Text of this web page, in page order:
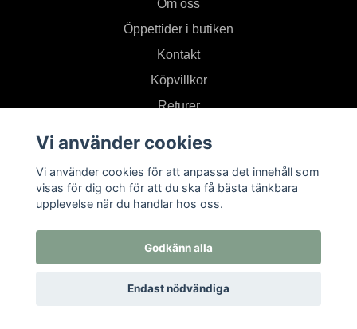
Om oss
Öppettider i butiken
Kontakt
Köpvillkor
Returer
Prenumerera på vårt nyhetsbrev
© 2026 Textil i Od
Vi använder cookies
Vi använder cookies för att anpassa det innehåll som
visas för dig och för att du ska få bästa tänkbara
upplevelse när du handlar hos oss.
Godkänn alla
Endast nödvändiga